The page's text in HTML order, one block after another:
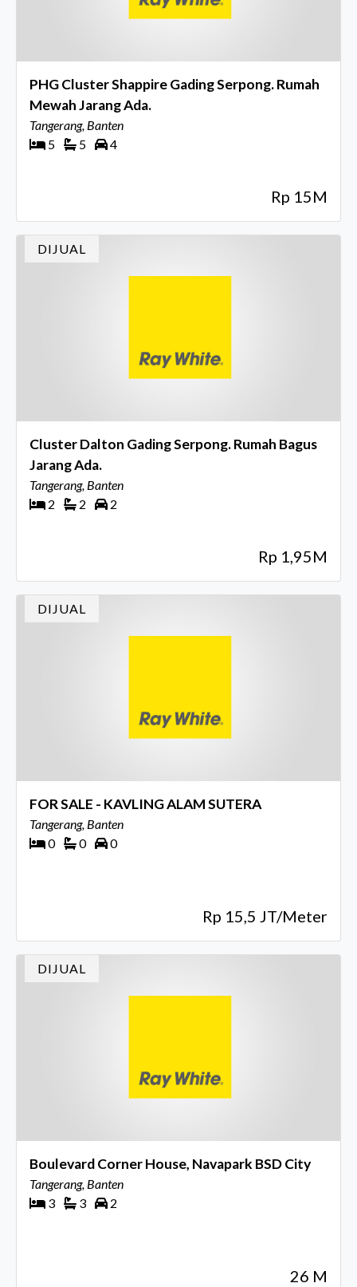
PHG Cluster Shappire Gading Serpong. Rumah
Mewah Jarang Ada.
Tangerang, Banten
5
5 4
Rp 15M
DIJUAL
Cluster Dalton Gading Serpong. Rumah Bagus
Jarang Ada.
Tangerang, Banten
2
2 2
Rp 1,95M
DIJUAL
FOR SALE - KAVLING ALAM SUTERA
Tangerang, Banten
0
0 0
Rp 15,5 JT/Meter
DIJUAL
Boulevard Corner House, Navapark BSD City
Tangerang, Banten
3
3 2
26 M